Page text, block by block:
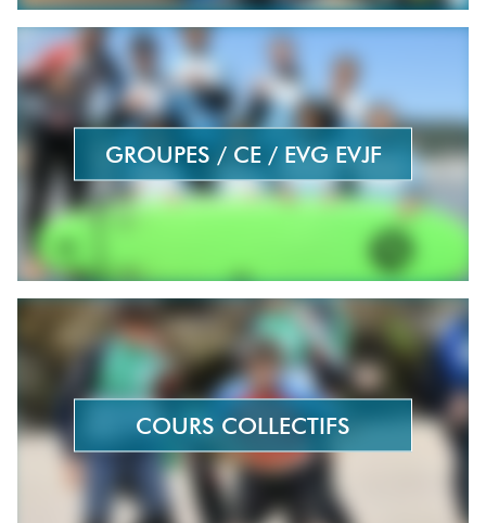
GROUPES / CE / EVG EVJF
COURS COLLECTIFS